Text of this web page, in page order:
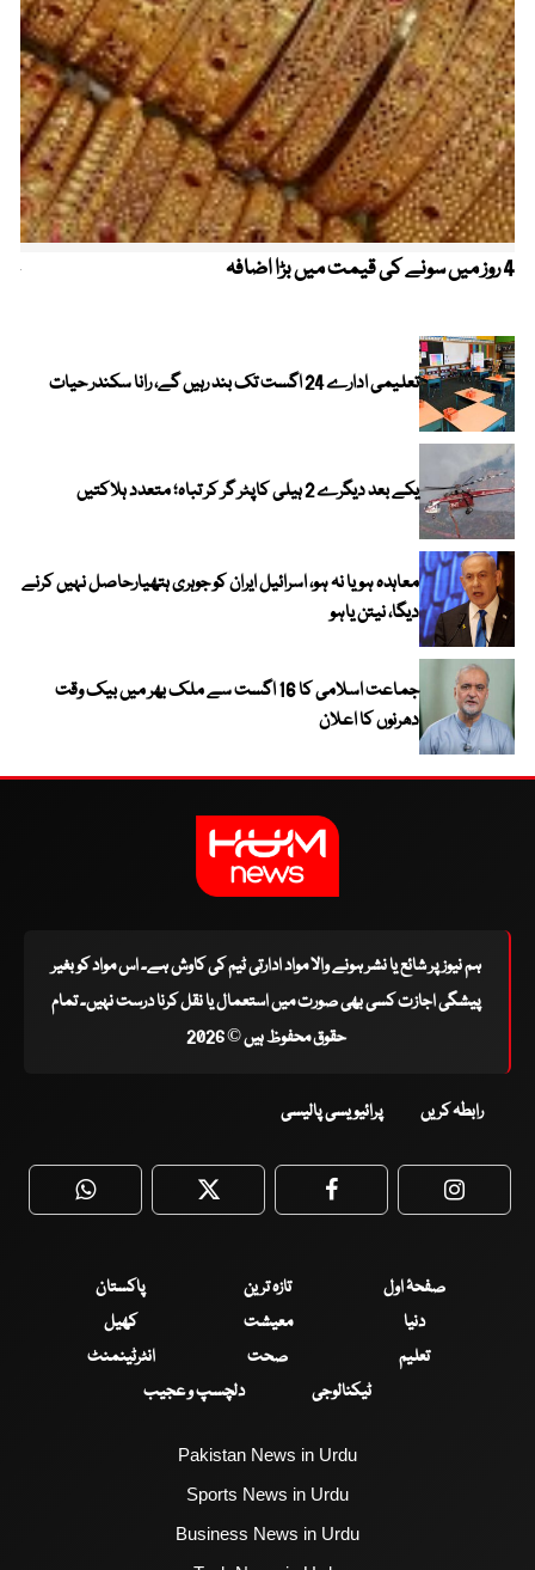
4 روز میں سونے کی قیمت میں بڑا اضافہ
تعلیمی ادارے 24 اگست تک بند رہیں گے، رانا سکندر حیات
یکے بعد دیگرے 2 ہیلی کاپٹر گر کر تباہ؛ متعدد ہلاکتیں
معاہدہ ہو یا نہ ہو، اسرائیل ایران کو جوہری ہتھیارحاصل نہیں کرنے
دیگا، نیتن یاہو
جماعت اسلامی کا 16 اگست سے ملک بھر میں بیک وقت
دھرنوں کا اعلان
ہم نیوز پر شائع یا نشر ہونے والا مواد ادارتی ٹیم کی کاوش ہے۔ اس مواد کو بغیر
پیشگی اجازت کسی بھی صورت میں استعمال یا نقل کرنا درست نہیں۔ تمام
حقوق محفوظ ہیں © 2026
رابطہ کریں پرائیویسی پالیسی
WhatsApp Twitter Facebook
صفحۂ اول تازہ ترین
پاکستان
دنیا
معیشت
کھیل
تعلیم
صحت
انٹرٹینمنٹ
ٹیکنالوجی
دلچسپ و عجیب
Pakistan News in Urdu
Sports News in Urdu
Business News in Urdu